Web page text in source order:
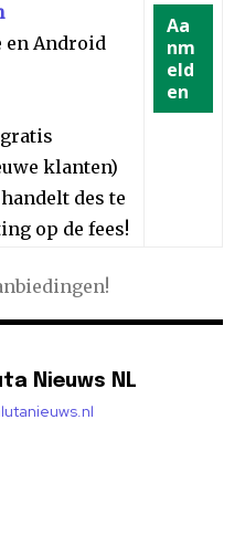
en Android
klanten)
des te
op de fees!
Aa
nm
eld
en
Nieuws NL